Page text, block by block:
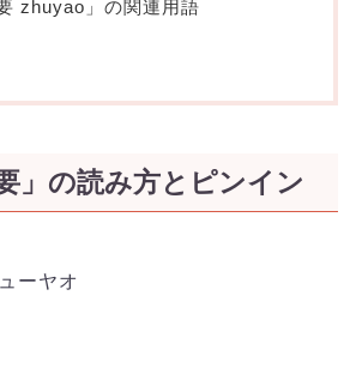
zhuyao」の関連用語
」の読み方とピンイン
ーヤオ